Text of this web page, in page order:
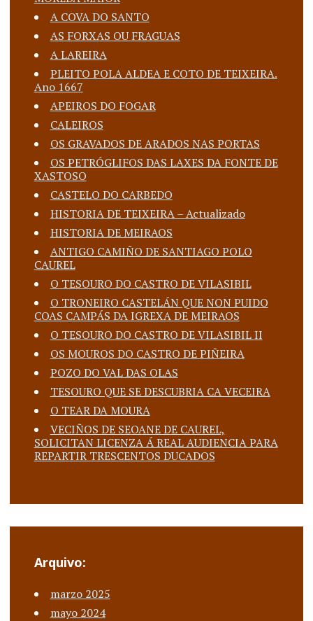
A COVA DO SANTO
AS FORXAS OU FRAGUAS
A LAREIRA
PLEITO POLA ALDEA E COTO DE TEIXEIRA.
Ano 1667
APEIROS DO FOGAR
CALEIROS
OS GRAVADOS DE ARADOS NAS PORTAS
OS PETRÓGLIFOS DAS LAXES DA FONTE DE
XASTOSO
CASTELO DO CARBEDO
HISTORIA DE TEIXEIRA – Actualizado
HISTORIA DE MEIRAOS
ANTIGO CAMIÑO DE SANTIAGO POLO
CAUREL
O TESOURO DO CASTRO DE VILASIBIL
O TRONEIRO CASTELÁN QUE NON PUIDO
COAS CAMPÁS DA IGREXA DE MEIRAOS
O TESOURO DO CASTRO DE VILASIBIL II
OS MOUROS DO CASTRO DE PIÑEIRA
POZO DO VAL DAS OLAS
TESOURO QUE SE DESCUBRIA CA VECEIRA
O TEAR DA MOURA
VECIÑOS DE SEOANE DE CAUREL,
SOLICITAN LICENZA Á REAL AUDIENCIA PARA
REPARTIR TRESCENTOS DUCADOS
Arquivo:
marzo 2025
mayo 2024